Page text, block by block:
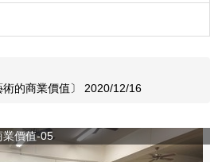
術的商業價值〕 2020/12/16
業價值-05